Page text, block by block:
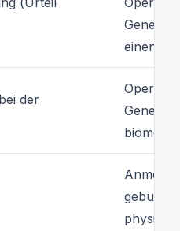
einen
der